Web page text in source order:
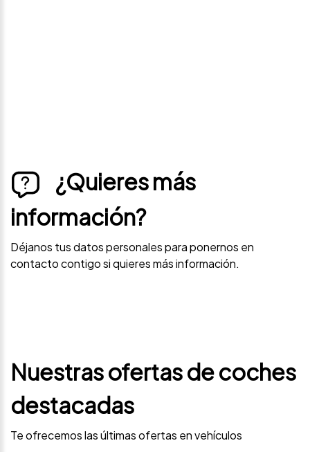
¿Quieres más
información?
Déjanos tus datos personales para ponernos en
contacto contigo si quieres más información.
Nuestras ofertas de coches
destacadas
Te ofrecemos las últimas ofertas en vehículos